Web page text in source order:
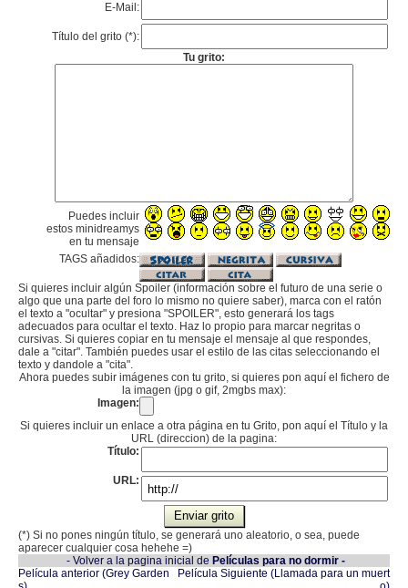
E-Mail:
Título del grito (*):
Tu grito:
Puedes incluir
estos minidreamys
en tu mensaje
TAGS añadidos:
Si quieres incluir algún Spoiler (información sobre el futuro de una serie o
algo que una parte del foro lo mismo no quiere saber), marca con el ratón
el texto a "ocultar" y presiona "SPOILER", esto generará los tags
adecuados para ocultar el texto. Haz lo propio para marcar negritas o
cursivas. Si quieres copiar en tu mensaje el mensaje al que respondes,
dale a "citar". También puedes usar el estilo de las citas seleccionando el
texto y dandole a "cita".
Ahora puedes subir imágenes con tu grito, si quieres pon aquí el fichero de
la imagen (jpg o gif, 2mgbs max):
Imagen:
Si quieres incluir un enlace a otra página en tu Grito, pon aquí el Título y la
URL (direccion) de la pagina:
Título:
URL:
(*) Si no pones ningún título, se generará uno aleatorio, o sea, puede
aparecer cualquier cosa hehehe =)
- Volver a la pagina inicial de Películas para no dormir -
Película anterior (Grey Garden
Película Siguiente (Llamada para un muert